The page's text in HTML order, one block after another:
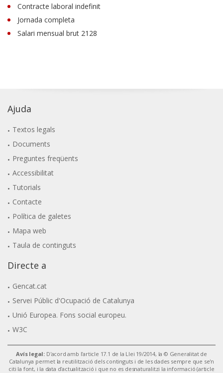
Contracte laboral indefinit
Jornada completa
Salari mensual brut 2128
Ajuda
Textos legals
Documents
Preguntes freqüents
Accessibilitat
Tutorials
Contacte
Política de galetes
Mapa web
Taula de continguts
Directe a
Gencat.cat
Servei Públic d'Ocupació de Catalunya
Unió Europea. Fons social europeu.
W3C
Avís legal: D'acord amb l'article 17.1 de la Llei 19/2014, la © Generalitat de
Catalunya permet la reutilització dels continguts i de les dades sempre que se'n
citi la font, i la data d'actualització i que no es desnaturalitzi la informació (article